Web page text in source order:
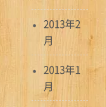
2013年2
月
2013年1
月